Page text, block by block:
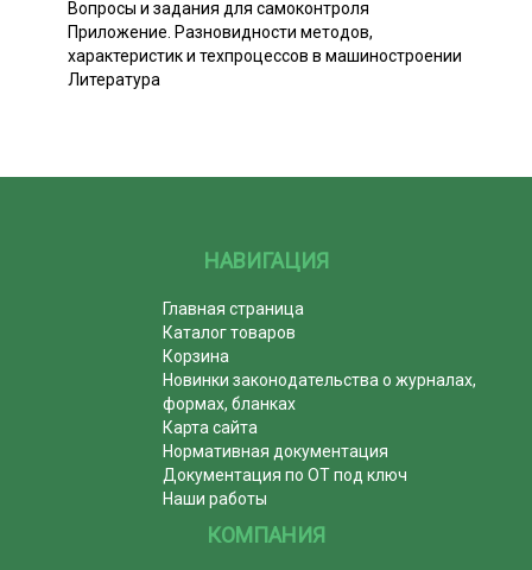
Вопросы и задания для самоконтроля
Приложение. Разновидности методов,
характеристик и техпроцессов в машиностроении
Литература
НАВИГАЦИЯ
Главная страница
Каталог товаров
Корзина
Новинки законодательства о журналах,
формах, бланках
Карта сайта
Нормативная документация
Документация по ОТ под ключ
Наши работы
КОМПАНИЯ